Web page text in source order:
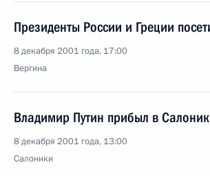
Президенты России и Греции
8 декабря 2001 года, 17:00
Вергина
Владимир Путин прибыл в
8 декабря 2001 года, 13:00
Салоники